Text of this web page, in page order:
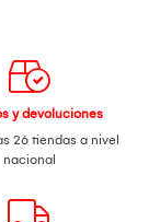
y devoluciones
26 tiendas a nivel
nacional